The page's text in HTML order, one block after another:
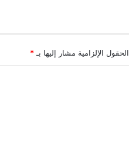
الحقول الإلزامية مشار إليها بـ*